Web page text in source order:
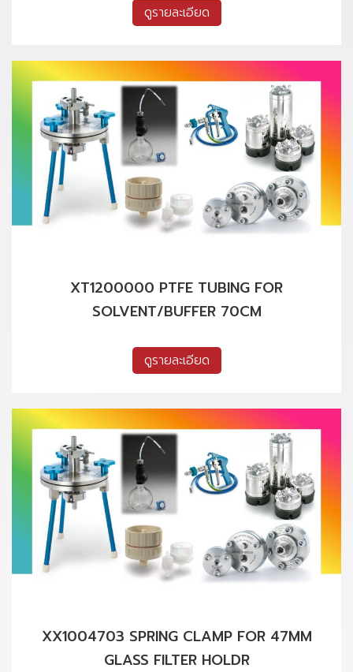
ดูรายละเอียด
XT1200000 PTFE TUBING FOR
SOLVENT/BUFFER 70CM
ดูรายละเอียด
XX1004703 SPRING CLAMP FOR 47MM
GLASS FILTER HOLDR